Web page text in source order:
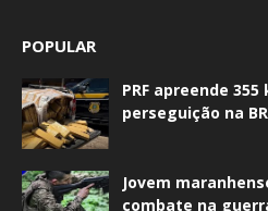
POPULAR
PRF apreende
perseguição na
Jovem
combate na